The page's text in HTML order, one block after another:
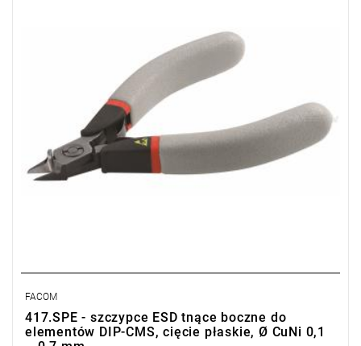
FACOM
417.SPE - szczypce ESD tnące boczne do
elementów DIP-CMS, cięcie płaskie, Ø CuNi 0,1